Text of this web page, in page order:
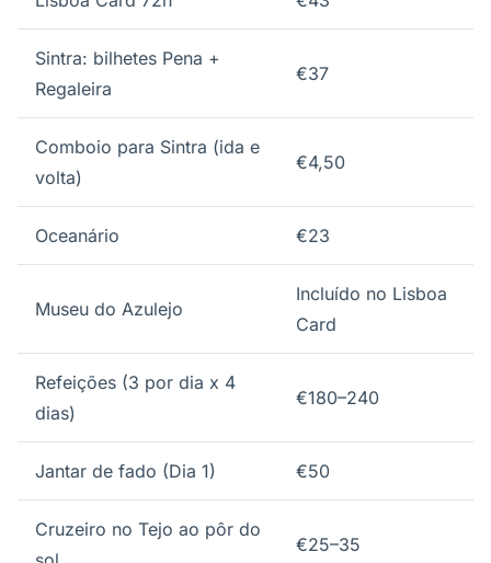
Sintra: bilhetes Pena +
Regaleira
€37
Comboio para Sintra (ida e
volta)
€4,50
Oceanário €23
Museu do Azulejo
Incluído no Lisboa
Card
Refeições (3 por dia x 4
dias)
€180–240
Jantar de fado (Dia 1) €50
Cruzeiro no Tejo ao pôr do
€25–35